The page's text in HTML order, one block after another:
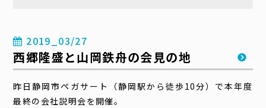
2019_03/27
西郷隆盛と山岡鉄舟の会見の地
昨日静岡市ペガサート（静岡駅から徒歩10分）で本年度
最終の会社説明会を開催。